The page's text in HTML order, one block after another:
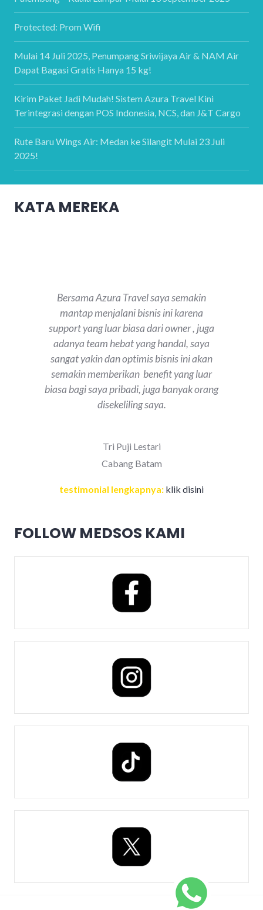
Protected: Prom Wifi
Mulai 14 Juli 2025, Penumpang Sriwijaya Air & NAM Air
Dapat Bagasi Gratis Hanya 15 kg!
Kirim Paket Jadi Mudah! Sistem Azura Travel Kini
Terintegrasi dengan POS Indonesia, NCS, dan J&T Cargo
Rute Baru Wings Air: Medan ke Silangit Mulai 23 Juli
2025!
KATA MEREKA
Bersama Azura Travel saya semakin
mantap menjalani bisnis ini karena
support yang luar biasa dari owner , juga
adanya team hebat yang handal, saya
sangat yakin dan optimis bisnis ini akan
semakin memberikan benefit yang luar
biasa bagi saya pribadi, juga banyak orang
disekeliling saya.
Tri Puji Lestari
Cabang Batam
testimonial lengkapnya: klik disini
FOLLOW MEDSOS KAMI